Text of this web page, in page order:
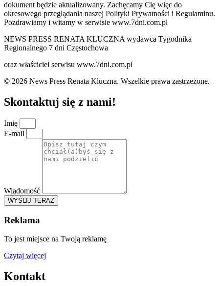
dokument będzie aktualizowany. Zachęcamy Cię więc do
okresowego przeglądania naszej Polityki Prywatności i Regulaminu.
Pozdrawiamy i witamy w serwisie www.7dni.com.pl
NEWS PRESS RENATA KLUCZNA wydawca Tygodnika
Regionalnego 7 dni Częstochowa
oraz właściciel serwisu www.7dni.com.pl
© 2026 News Press Renata Kluczna. Wszelkie prawa zastrzeżone.
Skontaktuj się z nami!
Imię
E-mail
Wiadomość
WYŚLIJ TERAZ
Reklama
To jest miejsce na Twoją reklamę
Czytaj więcej
Kontakt